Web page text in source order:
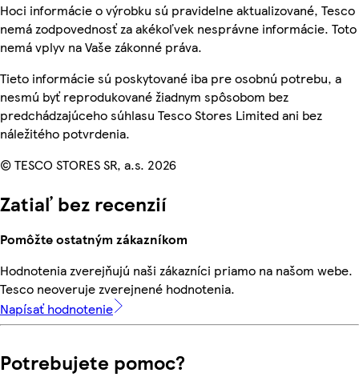
Hoci informácie o výrobku sú pravidelne aktualizované, Tesco
nemá zodpovednosť za akékoľvek nesprávne informácie. Toto
nemá vplyv na Vaše zákonné práva.
Tieto informácie sú poskytované iba pre osobnú potrebu, a
nesmú byť reprodukované žiadnym spôsobom bez
predchádzajúceho súhlasu Tesco Stores Limited ani bez
náležitého potvrdenia.
© TESCO STORES SR, a.s. 2026
Zatiaľ bez recenzií
Pomôžte ostatným zákazníkom
Hodnotenia zverejňujú naši zákazníci priamo na našom webe.
Tesco neoveruje zverejnené hodnotenia.
Napísať hodnotenie
Potrebujete pomoc?